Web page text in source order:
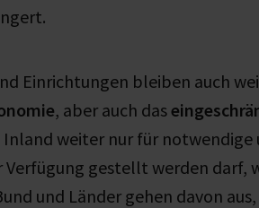
Einrichtungen bleiben auch
, aber auch das
Inland weiter nur für notwendige
gestellt werden darf,
und Länder gehen davon aus,